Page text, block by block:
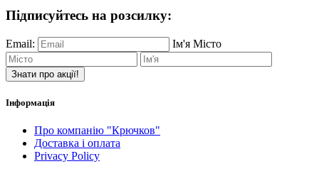
Підписуйтесь на розсилку:
Email: Ім'я Місто
Знати про акції!
Інформація
Про компанію "Крючков"
Доставка і оплата
Privacy Policy